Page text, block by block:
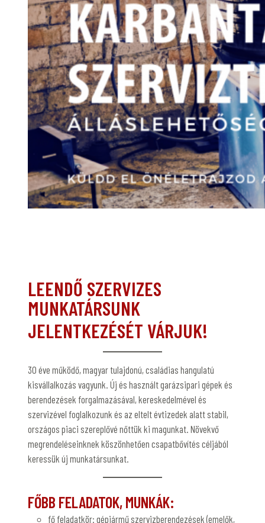
LEENDŐ SZERVIZES
MUNKATÁRSUNK
JELENTKEZÉSÉT VÁRJUK!
30 éve működő, magyar tulajdonú, családias hangulatú
kisvállalkozás vagyunk. Új és használt garázsipari gépek és
berendezések forgalmazásával, kereskedelmével és
szervizével foglalkozunk és az eltelt évtizedek alatt stabil,
országos piaci szereplővé nőttük ki magunkat. Növekvő
megrendeléseinknek köszönhetően csapatbővítés céljából
keressük új munkatársunkat.
FŐBB FELADATOK, MUNKÁK:
fő feladatkör: gépjármű szervizberendezések (emelők,